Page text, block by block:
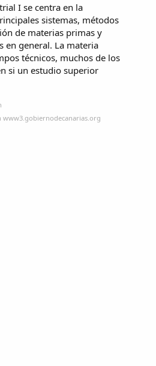
I se centra en la
sistemas, métodos
de materias primas y
en general. La materia
técnicos, muchos de los
si un estudio superior
www3.gobiernodecanarias.org